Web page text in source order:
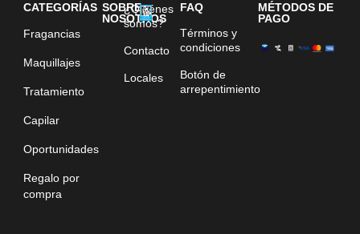
CATEGORÍAS
Fragancias
Maquillajes
Tratamiento
Capilar
Oportunidades
Regalo por
compra
SOBRE
NOSOTROS
¿Quiénes
somos?
Contacto
Locales
FAQ
Términos y
condiciones
Botón de
arrepentimiento
MÉTODOS DE
PAGO